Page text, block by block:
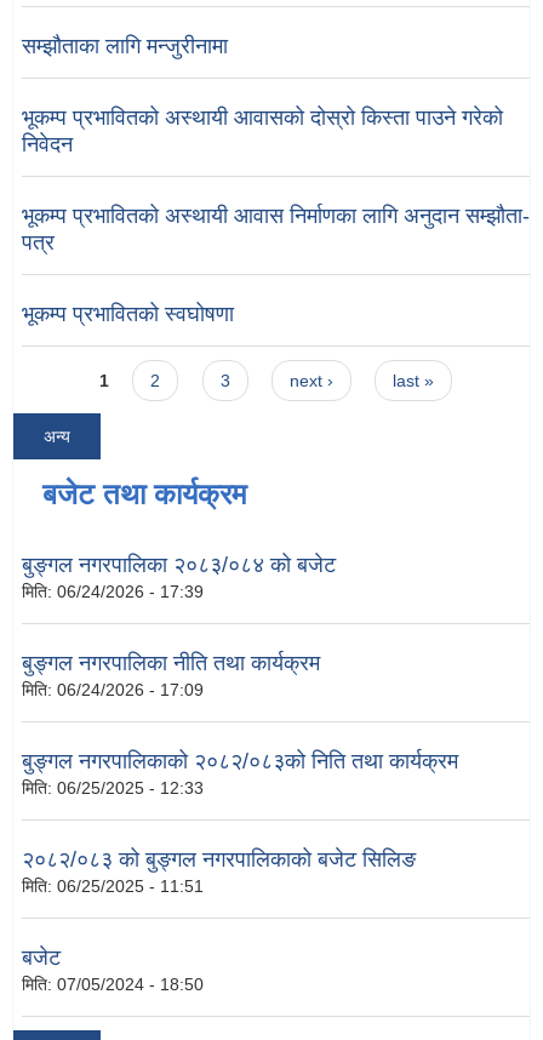
सम्झौताका लागि मन्जुरीनामा
भूकम्प प्रभावितको अस्थायी आवासको दोस्रो किस्ता पाउने गरेको
निवेदन
भूकम्प प्रभावितको अस्थायी आवास निर्माणका लागि अनुदान सम्झौता-
पत्र
भूकम्प प्रभावितको स्वघोषणा
Pages
1 2 3 next › last »
अन्य
बजेट तथा कार्यक्रम
बुङ्गल नगरपालिका २०८३/०८४ को बजेट
मिति: 06/24/2026 - 17:39
बुङ्गल नगरपालिका नीति तथा कार्यक्रम
मिति: 06/24/2026 - 17:09
बुङ्गल नगरपालिकाको २०८२/०८३को निति तथा कार्यक्रम
मिति: 06/25/2025 - 12:33
२०८२/०८३ को बुङ्गल नगरपालिकाको बजेट सिलिङ
मिति: 06/25/2025 - 11:51
बजेट
मिति: 07/05/2024 - 18:50